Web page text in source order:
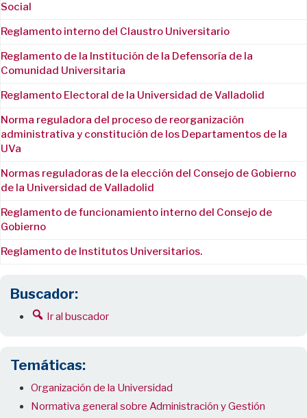
Social
Reglamento interno del Claustro Universitario
Reglamento de la Institución de la Defensoría de la
Comunidad Universitaria
Reglamento Electoral de la Universidad de Valladolid
Norma reguladora del proceso de reorganización
administrativa y constitución de los Departamentos de la
UVa
Normas reguladoras de la elección del Consejo de Gobierno
de la Universidad de Valladolid
Reglamento de funcionamiento interno del Consejo de
Gobierno
Reglamento de Institutos Universitarios.
Buscador:
Ir al buscador
Temáticas:
Organización de la Universidad
Normativa general sobre Administración y Gestión